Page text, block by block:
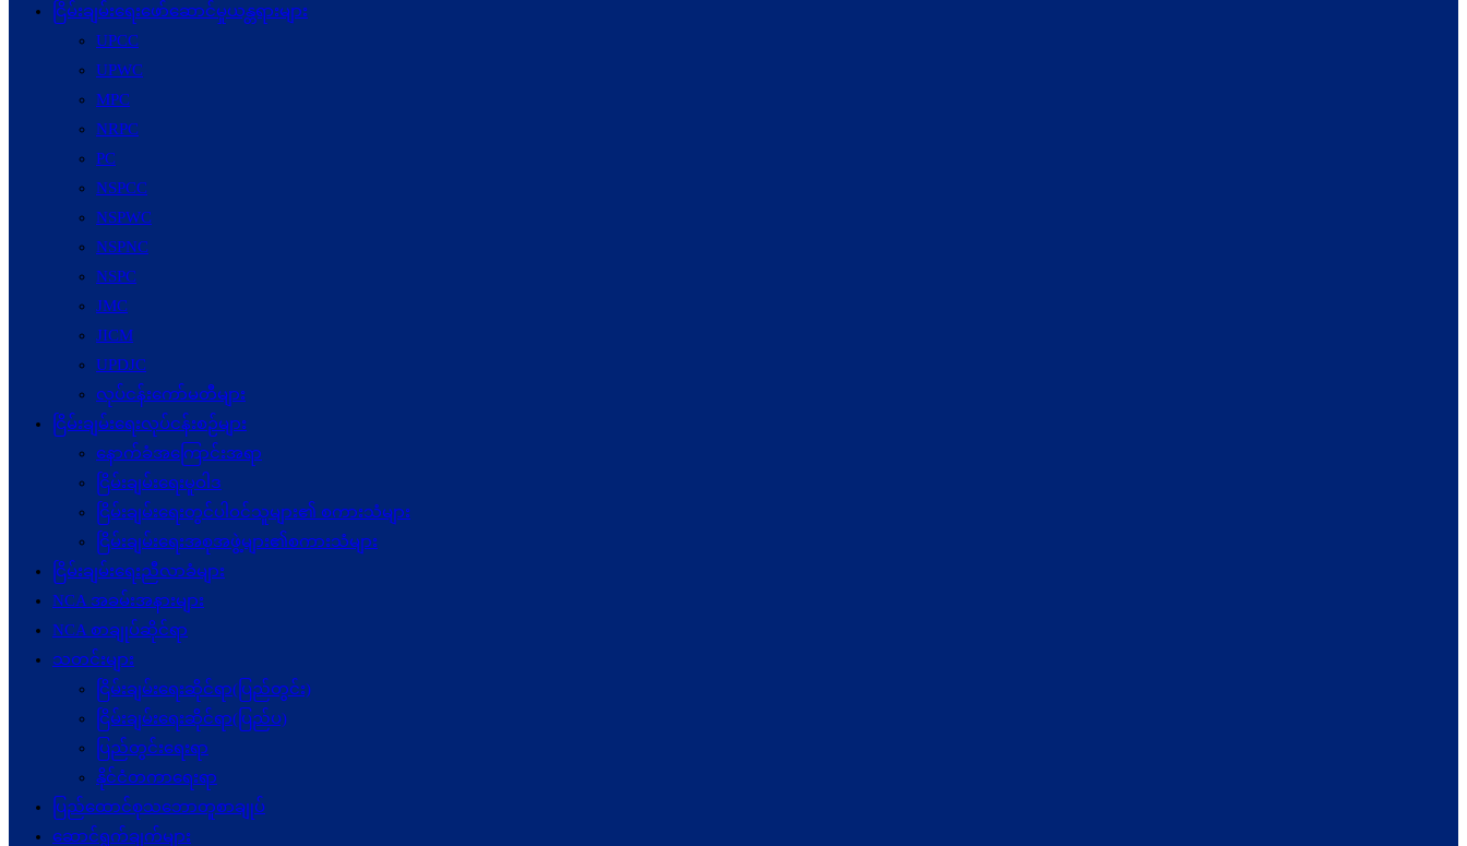
ငြိမ်းချမ်းရေးဖော်‌ဆောင်မှုယန္တရားများ
UPCC
UPWC
MPC
NRPC
PC
NSPCC
NSPWC
NSPNC
NSPC
JMC
JICM
UPDJC
လုပ်ငန်းကော်မတီများ
ငြိမ်းချမ်းရေးလုပ်ငန်းစဉ်များ
နောက်ခံအကြောင်းအရာ
ငြိမ်းချမ်းရေးမူဝါဒ
ငြိမ်းချမ်းရေးတွင်ပါဝင်သူများ၏ စကားသံများ
ငြိမ်းချမ်းရေးအစုအဖွဲ့များ၏စကားသံများ
ငြိမ်းချမ်းရေးညီလာခံများ
NCA အခမ်းအနားများ
NCA စာချုပ်ဆိုင်ရာ
သတင်းများ
ငြိမ်းချမ်းရေးဆိုင်ရာ(ပြည်တွင်း)
ငြိမ်းချမ်းရေးဆိုင်ရာ(ပြည်ပ)
ပြည်တွင်းရေးရာ
နိုင်ငံတကာရေးရာ
ပြည်ထောင်စုသဘောတူစာချုပ်
ဆောင်ရွက်ချက်များ